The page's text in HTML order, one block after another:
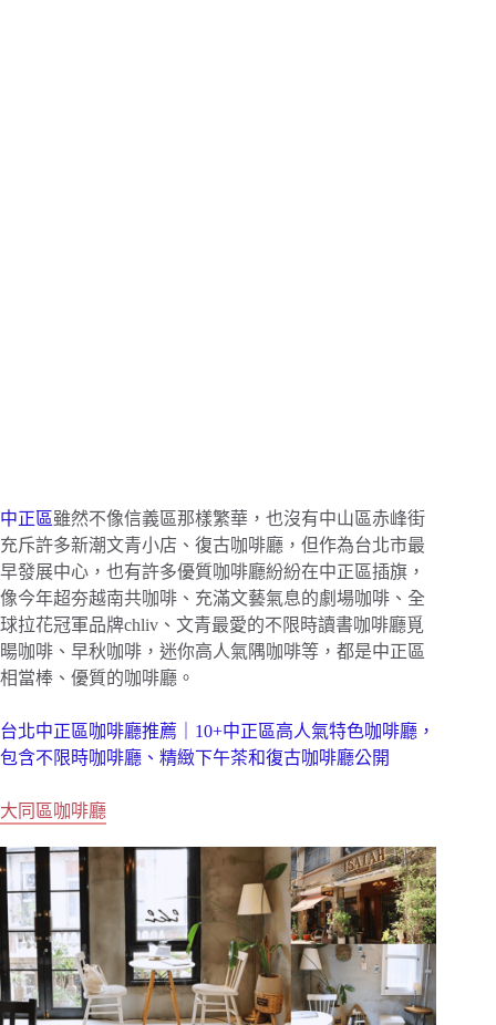
中正區雖然不像信義區那樣繁華，也沒有中山區赤峰街
充斥許多新潮文青小店、復古咖啡廳，但作為台北市最
早發展中心，也有許多優質咖啡廳紛紛在中正區插旗，
像今年超夯越南共咖啡、充滿文藝氣息的劇場咖啡、全
球拉花冠軍品牌chliv、文青最愛的不限時讀書咖啡廳覓
暘咖啡、早秋咖啡，迷你高人氣隅咖啡等，都是中正區
相當棒、優質的咖啡廳。
台北中正區咖啡廳推薦｜10+中正區高人氣特色咖啡廳，
包含不限時咖啡廳、精緻下午茶和復古咖啡廳公開
大同區咖啡廳